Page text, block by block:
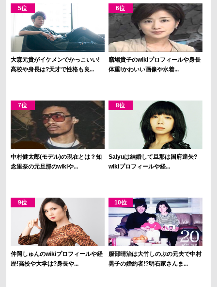
大森元貴がイケメンでかっこいい!
高校や身長は?天才で性格も良...
膳場貴子のwikiプロフィールや身長
体重!かわいい画像や水着...
中村健太郎(モデル)の現在とは？知
念里奈の元旦那のwikiや...
Salyuは結婚して旦那は国府達矢?
wikiプロフィールや経...
仲岡しゅんのwikiプロフィールや経
歴!高校や大学は?身長や...
服部晴治は大竹しのぶの元夫で中村
晃子の婚約者!?明石家さんま...